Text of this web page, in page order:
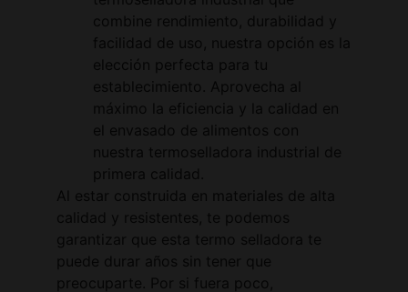
combine rendimiento, durabilidad y
facilidad de uso, nuestra opción es la
elección perfecta para tu
establecimiento. Aprovecha al
máximo la eficiencia y la calidad en
el envasado de alimentos con
nuestra termoselladora industrial de
primera calidad.
Al estar construida en materiales de alta
calidad y resistentes, te podemos
garantizar que esta termo selladora te
puede durar años sin tener que
preocuparte. Por si fuera poco,